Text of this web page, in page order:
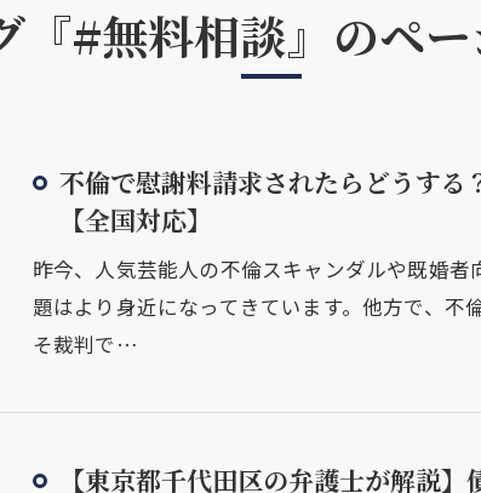
『#無料相談』のペ
不倫で慰謝料請求されたらどうす
【全国対応】
昨今、人気芸能人の不倫スキャンダルや既婚
題はより身近になってきています。他方で、
そ裁判で…
【東京都千代田区の弁護士が解説